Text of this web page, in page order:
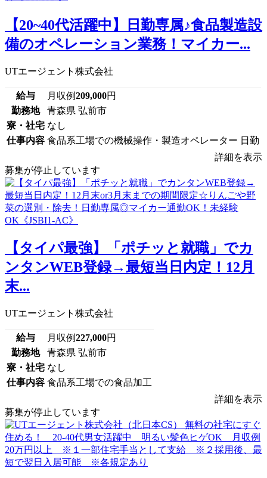
【20~40代活躍中】日勤専属♪食品製造設
備のオペレーション業務！マイカー...
UTエージェント株式会社
給与 月収例209,000円
勤務地
青森県 弘前市
寮・社宅 なし
仕事内容 食品系工場での機械操作・製造オペレーター 日勤
詳細を表示
募集が停止しています
【タイパ最強】「ポチッと就職」でカ
ンタンWEB登録→最短当日内定！12月
末...
UTエージェント株式会社
給与 月収例227,000円
勤務地
青森県 弘前市
寮・社宅 なし
仕事内容 食品系工場での食品加工
詳細を表示
募集が停止しています